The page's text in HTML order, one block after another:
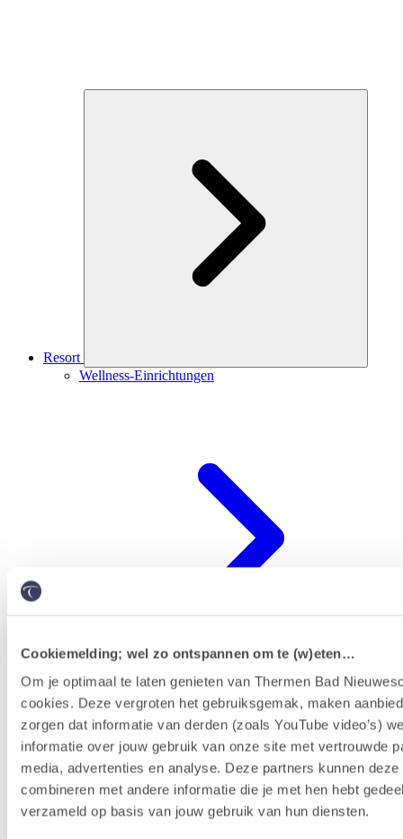
Cookiemelding; wel zo ontspannen om te (w)eten…
Om je optimaal te laten genieten van Thermen Bad
cookies. Deze vergroten het gebruiksgemak, maken
zorgen dat informatie van derden (zoals YouTube video’s)
informatie over jouw gebruik van onze site met vertrouwde
media, advertenties en analyse. Deze partners kunnen deze
combineren met andere informatie die je met hen hebt
verzameld op basis van jouw gebruik van hun diensten.
Resort
Wellness-Einrichtungen
Erlebnisprogramm